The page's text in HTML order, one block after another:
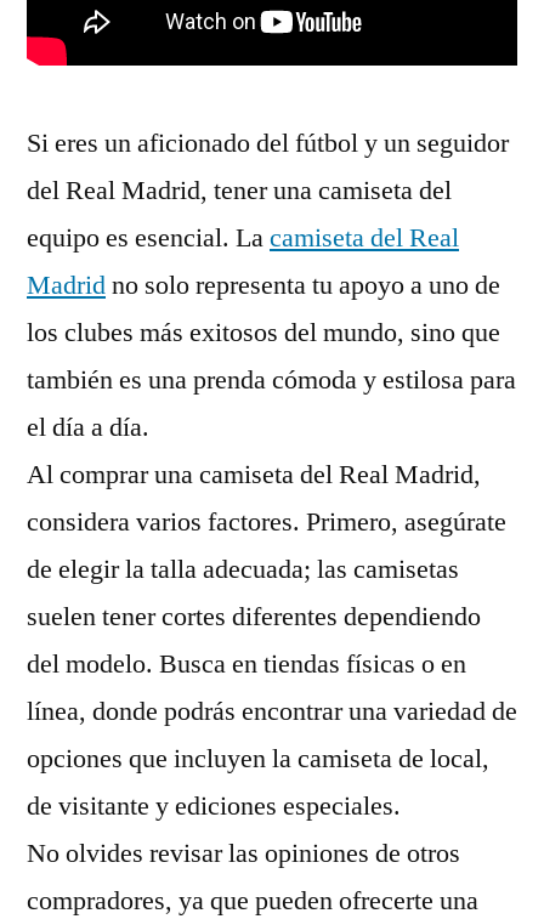
Si eres un aficionado del fútbol y un seguidor
del Real Madrid, tener una camiseta del
equipo es esencial. Lacamiseta del Real
Madridno solo representa tu apoyo a uno de
los clubes más exitosos del mundo, sino que
también es una prenda cómoda y estilosa para
el día a día.
Al comprar una camiseta del Real Madrid,
considera varios factores. Primero, asegúrate
de elegir la talla adecuada; las camisetas
suelen tener cortes diferentes dependiendo
del modelo. Busca en tiendas físicas o en
línea, donde podrás encontrar una variedad de
opciones que incluyen la camiseta de local,
de visitante y ediciones especiales.
No olvides revisar las opiniones de otros
compradores, ya que pueden ofrecerte una